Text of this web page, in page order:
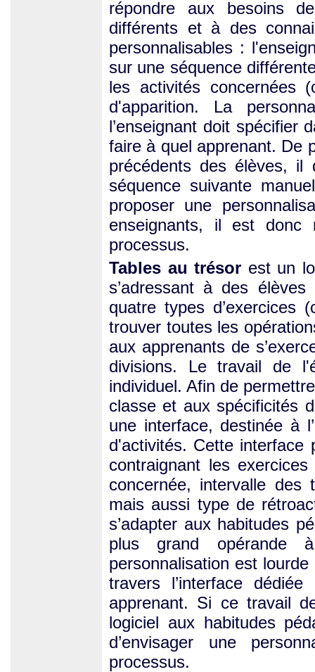
répondre aux besoins
différents et à des
personnalisables :
sur une séquence
les activités concernées
d'apparition. La
l’enseignant doit spécifier
faire à quel apprenant. De
précédents des élèves,
séquence suivante
proposer une
enseignants, il est donc
processus.
Tables au trésor est un
s’adressant à des
quatre types d’exercices
trouver toutes les
aux apprenants de
divisions. Le travail de
individuel. Afin de
classe et aux spécificités
une interface, destinée à
d'activités. Cette interface
contraignant les
concernée, intervalle des
mais aussi type de
s’adapter aux habitudes
plus grand opérande
personnalisation est
travers l’interface
apprenant. Si ce travail
logiciel aux habitudes
d’envisager une
processus.